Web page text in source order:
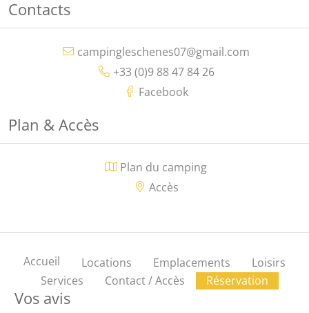
Contacts
campingleschenes07@gmail.com
+33 (0)9 88 47 84 26
Facebook
Plan & Accès
Plan du camping
Accès
Accueil Locations Emplacements
Loisirs
Services
Contact / Accès Réservation
Vos avis